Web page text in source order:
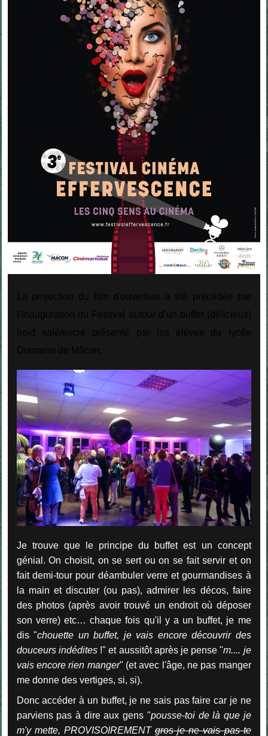
Je trouve que le principe du buffet est un concept
génial. On choisit, on se sert ou on se fait servir et on
fait demi-tour pour déambuler verre et gourmandises à
la main et discuter (ou pas), admirer les décos, faire
des photos (après avoir trouvé un endroit où déposer
son verre) etc… chaque fois qu'il y a un buffet, je me
dis "chouette un buffet, je vais encore découvrir des
douceurs indédites!" et aussitôt après je pense "m.... je
vais encore rien manger" (et avec l'âge, ne pas manger
me donne des vertiges, si, si).
Donc accéder à un buffet, je ne sais pas faire car je ne
parviens pas à dire aux gens "pousse-toi de là que je
m'y mette, PROVISOIREMENTgros je ne vais pas te